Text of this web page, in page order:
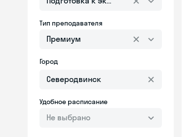
Тип преподавателя
Премиум
Город
Удобное расписание
Не выбрано